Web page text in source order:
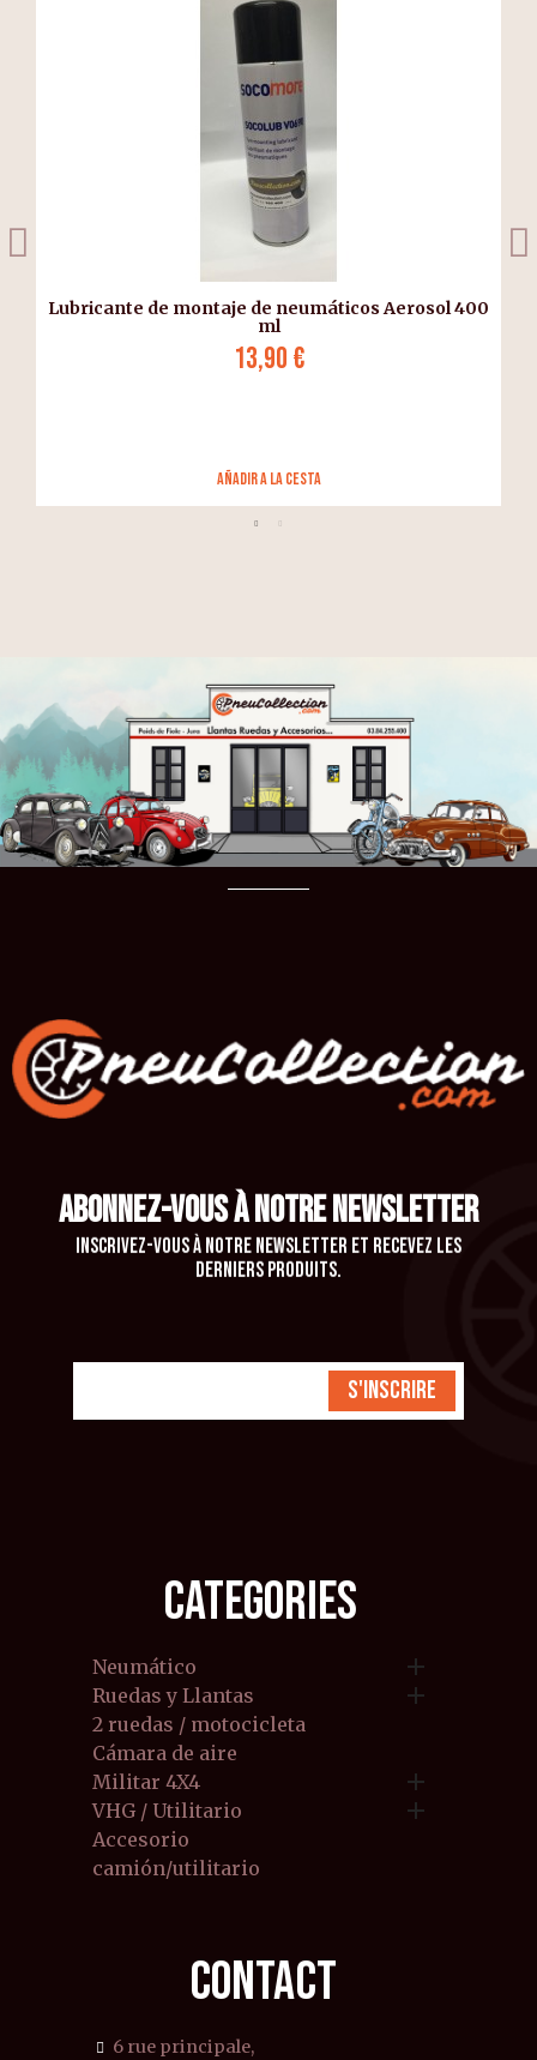
Lubricante de montaje de neumáticos Aerosol 400
ml
13,90 €
añadir a la cesta
ABONNEZ-VOUS À NOTRE NEWSLETTER
Inscrivez-vous à notre newsletter et recevez les
derniers produits.
S'inscrire
CATEGORIES
Neumático 
Ruedas y Llantas 
2 ruedas / motocicleta
Cámara de aire
Militar 4X4

VHG / Utilitario 
Accesorio
camión/utilitario
CONTACT
6 rue principale,